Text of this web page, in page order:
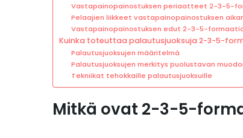
Vastapainopainostuksen periaatteet 2-3-5-
Pelaajien liikkeet vastapainopainostuksen
Vastapainopainostuksen edut 2-3-5-
Kuinka toteuttaa palautusjuoksuja 2-3-5-
Palautusjuoksujen määritelmä
Palautusjuoksujen merkitys puolustavan
Tekniikat tehokkaille palautusjuoksuille
Mitkä ovat 2-3-5-